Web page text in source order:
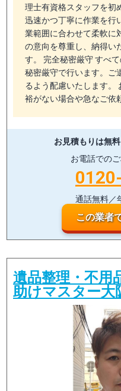
理士有資格スタッフを初
迅速かつ丁寧に作業を行
業範囲に合わせて柔軟に
の意向を尊重し、納得い
す。 完全秘密厳守 すべ
秘密厳守で行います。ご
るよう配慮いたします。
裕がない場合や急なご依
お見積もりは無料
お電話での
通話無料／
この業者
遺品整理・不
助けマスター大